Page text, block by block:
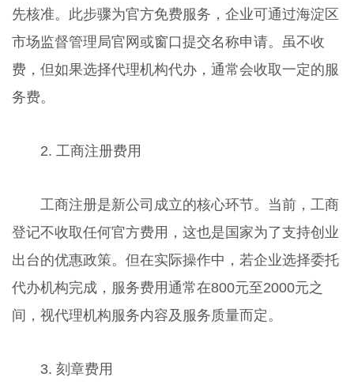
先核准。此步骤为官方免费服务，企业可通过海淀区
市场监督管理局官网或窗口提交名称申请。虽不收
费，但如果选择代理机构代办，通常会收取一定的服
务费。
2. 工商注册费用
工商注册是新公司成立的核心环节。当前，工商
登记不收取任何官方费用，这也是国家为了支持创业
出台的优惠政策。但在实际操作中，若企业选择委托
代办机构完成，服务费用通常在800元至2000元之
间，视代理机构服务内容及服务质量而定。
3. 刻章费用